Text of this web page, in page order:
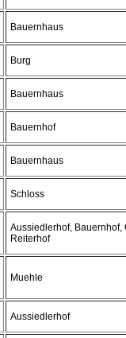
Bauernhaus
Burg
Bauernhaus
Bauernhof
Bauernhaus
Schloss
Aussiedlerhof, Bauernhof,
Reiterhof
Muehle
Aussiedlerhof